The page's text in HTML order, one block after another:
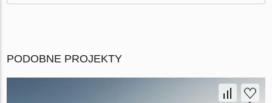
PODOBNE PROJEKTY